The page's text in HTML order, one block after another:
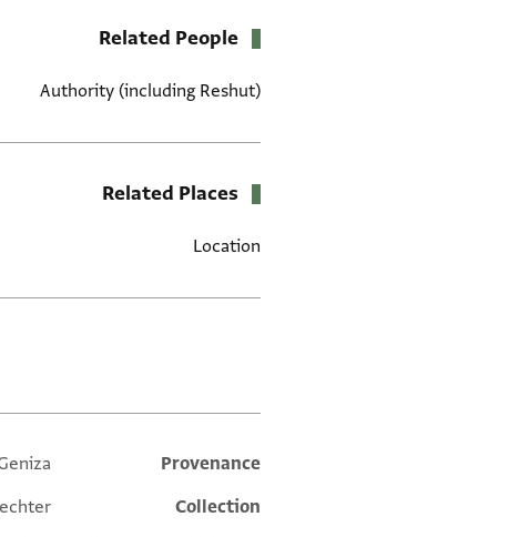
Related People
Authority (including Reshut)
Related Places
Location
Additional metadata
Provenance
Collection